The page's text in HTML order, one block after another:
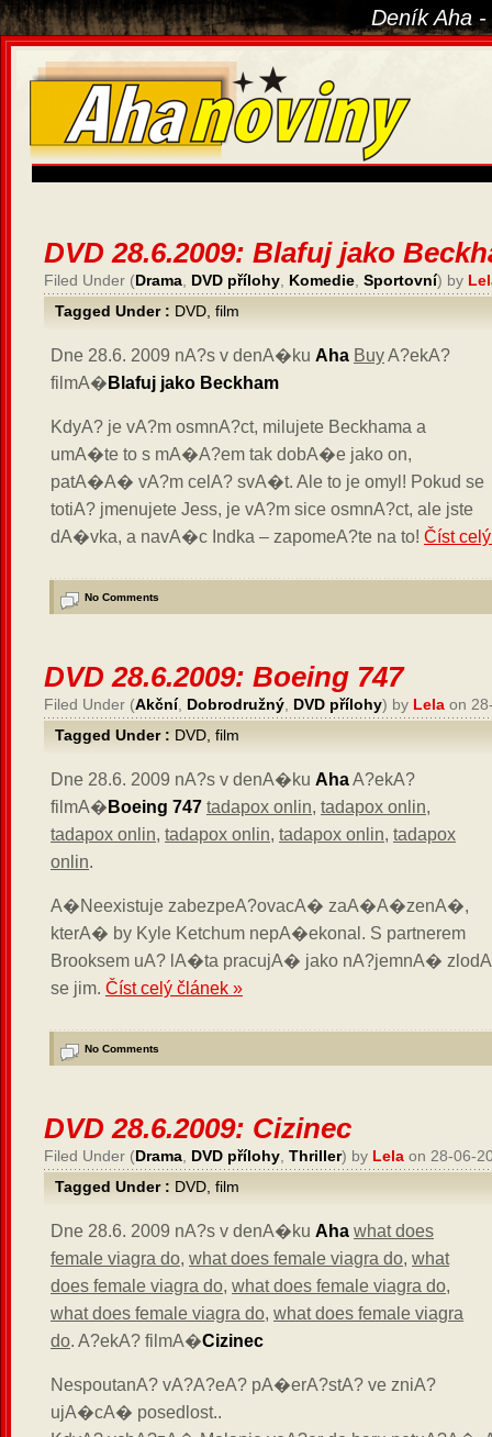
Deník Aha
DVD 28.6.2009: Blafuj jako
Filed Under (Drama DVD přílohy Komedie Sportovní) by
Tagged Under : DVD film
Dne 28.6. 2009 nA?s v denA�ku Aha BuyA?ekA?
filmA� Blafuj jako Beckham
KdyA? je vA?m osmnA?ct, milujete Beckhama a
umA�te to s mA�A?em tak dobA�e jako on,
patA�A� vA?m celA? svA�t. Ale to je omyl! Pokud se
totiA? jmenujete Jess, je vA?m sice osmnA?ct, ale jste
dA�vka, a navA�c Indka – zapomeA?te na to! Číst
No Comments
DVD 28.6.2009: Boeing 747
Filed Under (Akční, Dobrodružný DVD přílohy) by Lela on
Tagged Under : DVD film
Dne 28.6. 2009 nA?s v denA�ku AhaA?ekA?
filmA� Boeing 747 tadapox onlin, tadapox onlin,
tadapox onlin, tadapox onlin, tadapox onlin, tadapox
onlin.
A�Neexistuje zabezpeA?ovacA� zaA�A�zenA�,
kterA� by Kyle Ketchum nepA�ekonal. S partnerem
Brooksem uA? lA�ta pracujA� jako nA?jemnA�
se jim. Číst celý článek »
No Comments
DVD 28.6.2009: Cizinec
Filed Under (Drama DVD přílohy Thriller) by Lela on 28-06-
Tagged Under : DVD film
Dne 28.6. 2009 nA?s v denA�ku Aha what does
female viagra do, what does female viagra do, what
does female viagra do, what does female viagra do,
what does female viagra do, what does female viagra
do. A?ekA? filmA�Cizinec
NespoutanA? vA?A?eA? pA�erA?stA? ve zniA?
ujA�cA� posedlost..